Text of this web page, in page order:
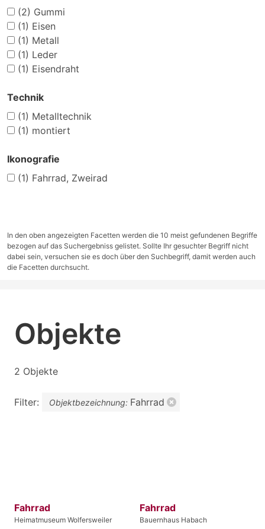
(2) Gummi
(1) Eisen
(1) Metall
(1) Leder
(1) Eisendraht
Technik
(1) Metalltechnik
(1) montiert
Ikonografie
(1) Fahrrad, Zweirad
In den oben angezeigten Facetten werden die 10 meist gefundenen Begriffe
bezogen auf das Suchergebniss gelistet. Sollte Ihr gesuchter Begriff nicht
dabei sein, versuchen sie es doch über den Suchbegriff, damit werden auch
die Facetten durchsucht.
Objekte
2 Objekte
Filter: Objektbezeichnung: Fahrrad
Fahrrad
Heimatmuseum Wolfersweiler
Fahrrad
Bauernhaus Habach